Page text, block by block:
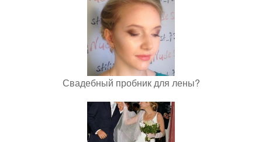
Свадебный пробник для лены?